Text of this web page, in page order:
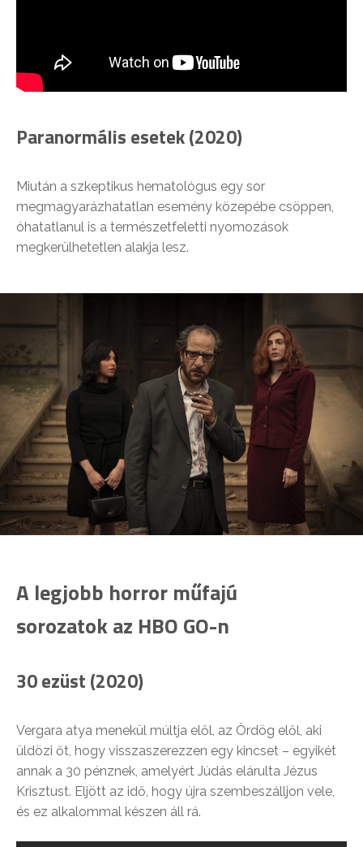
Paranormális esetek (2020)
Miután a szkeptikus hematológus egy sor
megmagyarázhatatlan esemény közepébe csöppen,
óhatatlanul is a természetfeletti nyomozások
megkerülhetetlen alakja lesz.
A legjobb horror műfajú
sorozatok az HBO GO-n
30 ezüst (2020)
Vergara atya menekül múltja elől, az Ördög elől, aki
üldözi őt, hogy visszaszerezzen egy kincset – egyikét
annak a 30 pénznek, amelyért Júdás elárulta Jézus
Krisztust. Eljött az idő, hogy újra szembeszálljon vele,
és ez alkalommal készen áll rá.